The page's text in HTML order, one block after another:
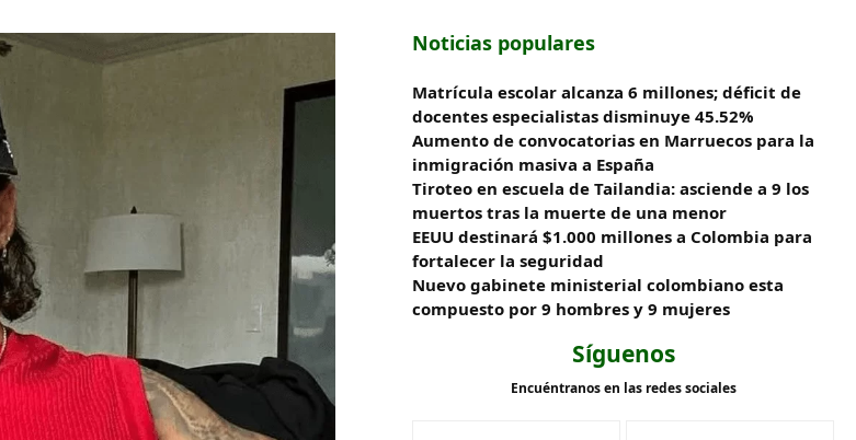
Noticias populares
Matrícula escolar alcanza 6 millones; déficit de
docentes especialistas disminuye 45.52%
Aumento de convocatorias en Marruecos para la
inmigración masiva a España
Tiroteo en escuela de Tailandia: asciende a 9 los
muertos tras la muerte de una menor
EEUU destinará $1.000 millones a Colombia para
fortalecer la seguridad
Nuevo gabinete ministerial colombiano esta
compuesto por 9 hombres y 9 mujeres
Síguenos
Encuéntranos en las redes sociales